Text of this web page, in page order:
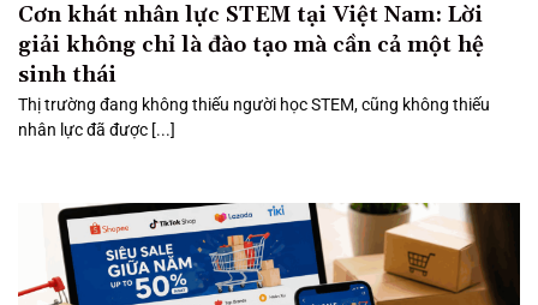
Cơn khát nhân lực STEM tại Việt Nam: Lời
giải không chỉ là đào tạo mà cần cả một hệ
sinh thái
Thị trường đang không thiếu người học STEM, cũng không thiếu
nhân lực đã được [...]